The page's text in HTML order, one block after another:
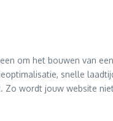
om het bouwen van
snelle
wordt jouw website